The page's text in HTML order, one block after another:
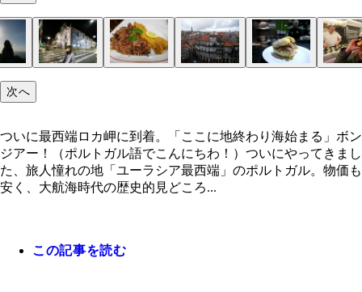
る」
はと噂されているうちのひとつ
ルト）。１個１ユーロ
いる
ってさ～
道院」。世界遺産の一部です
崖から見下ろす大西洋
次へ
ついに最西端ロカ岬に到着。「ここに地終わり海始まる」ボン
ジアー！（ポルトガル語でこんにちわ！）ついにやってきまし
た、旅人憧れの地「ユーラシア最西端」のポルトガル。物価も
安く、大航海時代の歴史的見どころ...
この記事を読む